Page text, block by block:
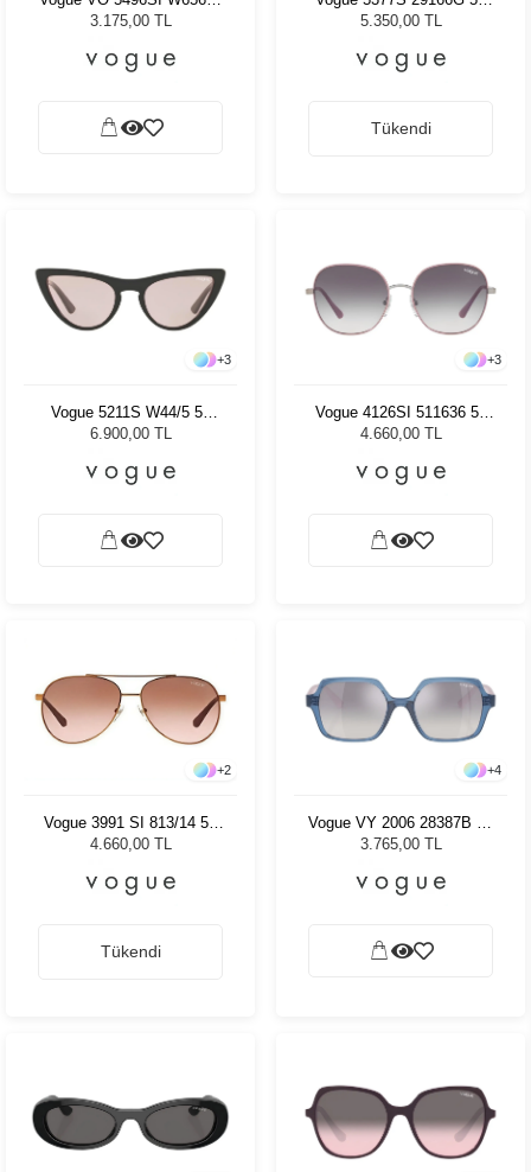
- 54 Kadın Güneş Gözlüğü
3.175,00 TL
Kadın Güneş Gözlüğü
5.350,00 TL
Tükendi
+3
Vogue 5211S W44/5 54
Kadın Güneş Gözlüğü
6.900,00 TL
+3
Vogue 4126SI 511636 56
Kadın Güneş Gözlüğü
4.660,00 TL
+2
Vogue 3991 SI 813/14 58
Kadın Güneş Gözlüğü
4.660,00 TL
Tükendi
+4
Vogue VY 2006 28387B 46
Kadın Güneş Gözlüğü
3.765,00 TL